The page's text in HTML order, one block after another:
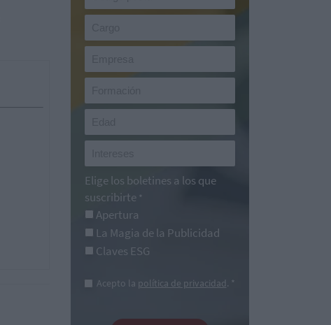
Elige los boletines a los que
suscribirte *
Apertura
La Magia de la Publicidad
Claves ESG
Acepto la política de privacidad. *